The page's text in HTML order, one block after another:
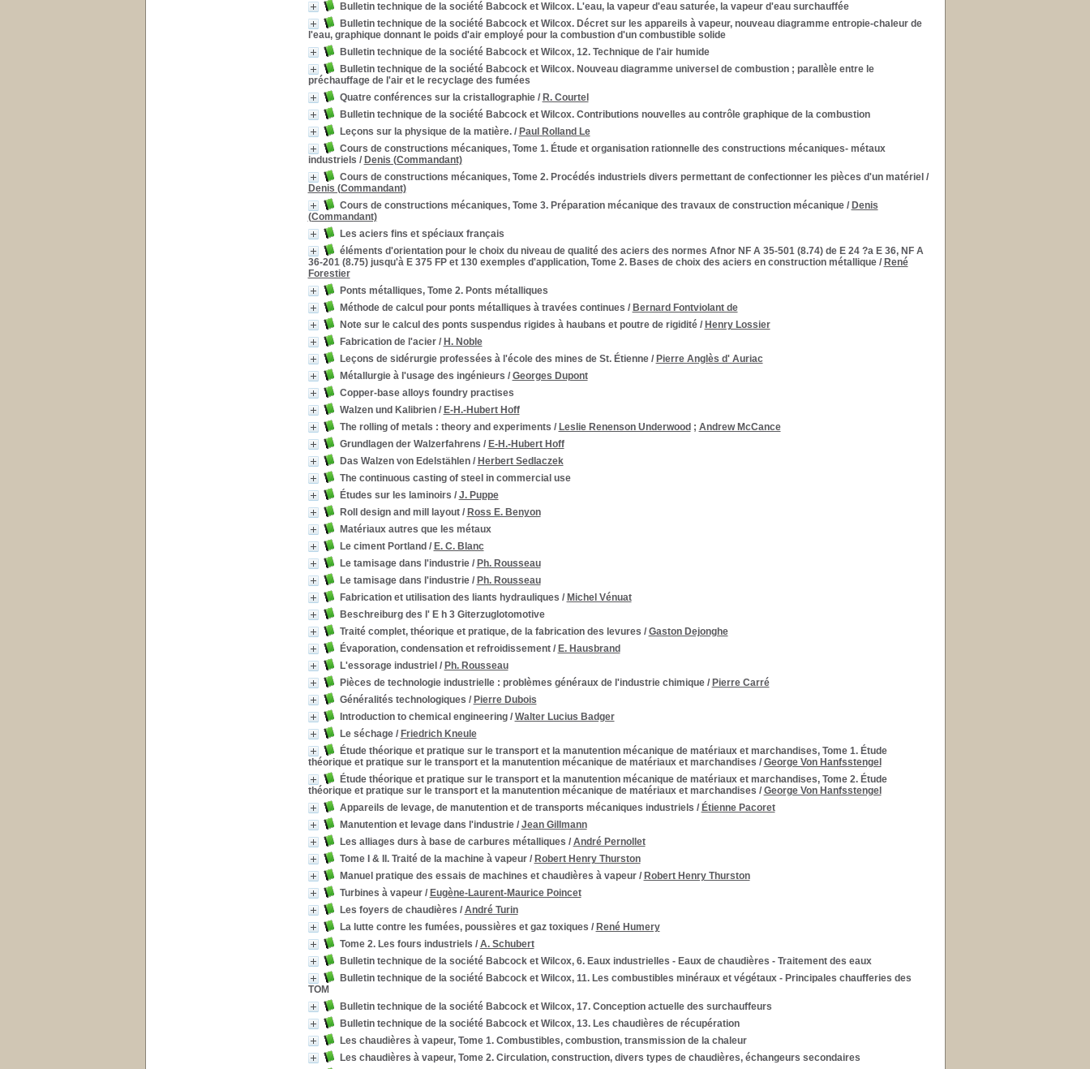
Bulletin technique de la société Babcock et Wilcox. L'eau, la vapeur d'eau saturée, la vapeur d'eau surchauffée
Bulletin technique de la société Babcock et Wilcox. Décret sur les appareils à vapeur, nouveau diagramme entropie-chaleur de
l'eau, graphique donnant le poids d'air employé pour la combustion d'un combustible solide
Bulletin technique de la société Babcock et Wilcox, 12. Technique de l'air humide
Bulletin technique de la société Babcock et Wilcox. Nouveau diagramme universel de combustion ; parallèle entre le
préchauffage de l'air et le recyclage des fumées
Quatre conférences sur la cristallographie/ R. Courtel
Bulletin technique de la société Babcock et Wilcox. Contributions nouvelles au contrôle graphique de la combustion
Leçons sur la physique de la matière./ Paul Rolland Le
Cours de constructions mécaniques, Tome 1. Étude et organisation rationnelle des constructions mécaniques- métaux
industriels / Denis (Commandant)
Cours de constructions mécaniques, Tome 2. Procédés industriels divers permettant de confectionner les pièces d'un matériel /
Denis (Commandant)
Cours de constructions mécaniques, Tome 3. Préparation mécanique des travaux de construction mécanique/ Denis
(Commandant)
Les aciers fins et spéciaux français
éléments d'orientation pour le choix du niveau de qualité des aciers des normes Afnor NF A 35-501 (8.74) de E 24 ?a E 36, NF A
36-201 (8.75) jusqu'à E 375 FP et 130 exemples d'application, Tome 2. Bases de choix des aciers en construction métallique/ René
Forestier
Ponts métalliques, Tome 2. Ponts métalliques
Méthode de calcul pour ponts métalliques à travées continues / Bernard Fontviolant de
Note sur le calcul des ponts suspendus rigides à haubans et poutre de rigidité/ Henry Lossier
Fabrication de l'acier/ H. Noble
Leçons de sidérurgie professées à l'école des mines de St. Étienne/ Pierre Anglès d' Auriac
Métallurgie à l'usage des ingénieurs / Georges Dupont
Copper-base alloys foundry practises
Walzen und Kalibrien/ E-H.-Hubert Hoff
The rolling of metals : theory and experiments / Leslie Renenson Underwood ; Andrew McCance
Grundlagen der Walzerfahrens / E-H.-Hubert Hoff
Das Walzen von Edelstählen/ Herbert Sedlaczek
The continuous casting of steel in commercial use
Études sur les laminoirs / J. Puppe
Roll design and mill layout/ Ross E. Benyon
Matériaux autres que les métaux
Le ciment Portland / E. C. Blanc
Le tamisage dans l'industrie/ Ph. Rousseau
Le tamisage dans l'industrie/ Ph. Rousseau
Fabrication et utilisation des liants hydrauliques / Michel Vénuat
Beschreiburg des l' E h 3 Giterzuglotomotive
Traité complet, théorique et pratique, de la fabrication des levures / Gaston Dejonghe
Évaporation, condensation et refroidissement/ E. Hausbrand
L'essorage industriel / Ph. Rousseau
Pièces de technologie industrielle : problèmes généraux de l'industrie chimique/ Pierre Carré
Généralités technologiques / Pierre Dubois
Introduction to chemical engineering/ Walter Lucius Badger
Le séchage/ Friedrich Kneule
Étude théorique et pratique sur le transport et la manutention mécanique de matériaux et marchandises, Tome 1. Étude
théorique et pratique sur le transport et la manutention mécanique de matériaux et marchandises / George Von Hanfsstengel
Étude théorique et pratique sur le transport et la manutention mécanique de matériaux et marchandises, Tome 2. Étude
théorique et pratique sur le transport et la manutention mécanique de matériaux et marchandises / George Von Hanfsstengel
Appareils de levage, de manutention et de transports mécaniques industriels / Étienne Pacoret
Manutention et levage dans l'industrie/ Jean Gillmann
Les alliages durs à base de carbures métalliques / André Pernollet
Tome I & II. Traité de la machine à vapeur/ Robert Henry Thurston
Manuel pratique des essais de machines et chaudières à vapeur/ Robert Henry Thurston
Turbines à vapeur/ Eugène-Laurent-Maurice Poincet
Les foyers de chaudières / André Turin
La lutte contre les fumées, poussières et gaz toxiques / René Humery
Tome 2. Les fours industriels / A. Schubert
Bulletin technique de la société Babcock et Wilcox, 6. Eaux industrielles - Eaux de chaudières - Traitement des eaux
Bulletin technique de la société Babcock et Wilcox, 11. Les combustibles minéraux et végétaux - Principales chaufferies des
TOM
Bulletin technique de la société Babcock et Wilcox, 17. Conception actuelle des surchauffeurs
Bulletin technique de la société Babcock et Wilcox, 13. Les chaudières de récupération
Les chaudières à vapeur, Tome 1. Combustibles, combustion, transmission de la chaleur
Les chaudières à vapeur, Tome 2. Circulation, construction, divers types de chaudières, échangeurs secondaires